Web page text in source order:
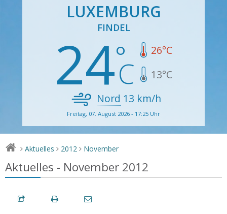
LUXEMBURG
FINDEL
24 26°C
13°C
Nord 13 km/h
Freitag, 07. August 2026 - 17:25 Uhr
> Aktuelles > 2012 > November
Aktuelles - November 2012